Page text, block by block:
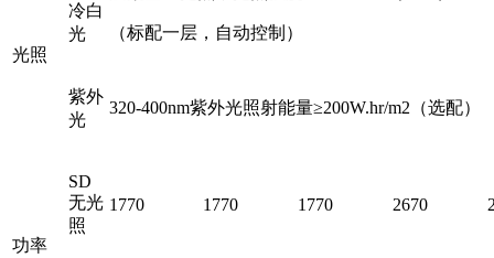
光照
冷白
光
（标配一层，自动控制）
紫外
光
320-400nm紫外光照射能量≥200W.hr/m2（选配）
功率
SD
无光
照
1770 1770 1770 2670